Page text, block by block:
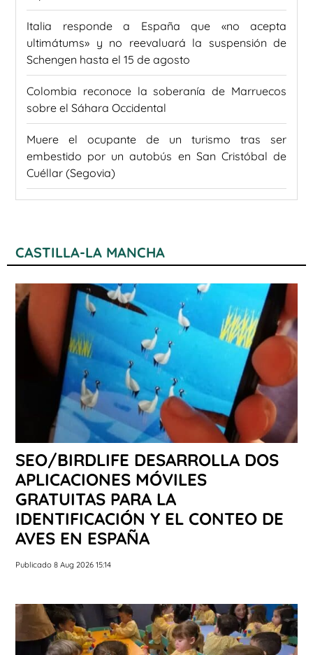
Italia responde a España que «no acepta
ultimátums» y no reevaluará la suspensión de
Schengen hasta el 15 de agosto
Colombia reconoce la soberanía de Marruecos
sobre el Sáhara Occidental
Muere el ocupante de un turismo tras ser
embestido por un autobús en San Cristóbal de
Cuéllar (Segovia)
CASTILLA-LA MANCHA
SEO/BIRDLIFE DESARROLLA DOS
APLICACIONES MÓVILES
GRATUITAS PARA LA
IDENTIFICACIÓN Y EL CONTEO DE
AVES EN ESPAÑA
Publicado 8 Aug 2026 15:14